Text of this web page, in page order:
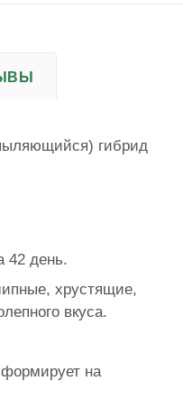
гибрид
42 день.
хрустящие,
вкуса.
на